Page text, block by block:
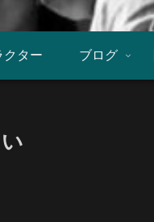
クター ブログ